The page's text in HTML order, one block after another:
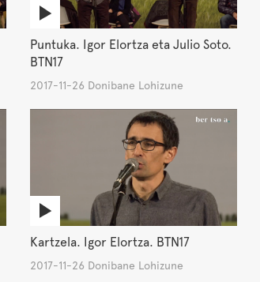
Puntuka. Igor Elortza eta Julio Soto.
BTN17
2017-11-26 Donibane Lohizune
Kartzela. Igor Elortza. BTN17
2017-11-26 Donibane Lohizune